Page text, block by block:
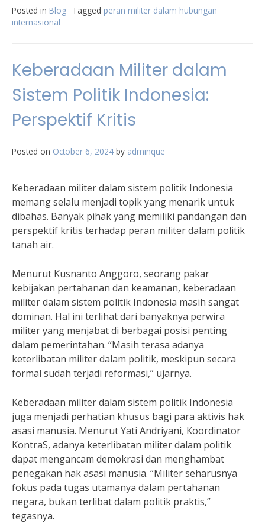
Posted in Blog Tagged peran militer dalam hubungan
internasional
Keberadaan Militer dalam
Sistem Politik Indonesia:
Perspektif Kritis
Posted on October 6, 2024 by adminque
Keberadaan militer dalam sistem politik Indonesia
memang selalu menjadi topik yang menarik untuk
dibahas. Banyak pihak yang memiliki pandangan dan
perspektif kritis terhadap peran militer dalam politik
tanah air.
Menurut Kusnanto Anggoro, seorang pakar
kebijakan pertahanan dan keamanan, keberadaan
militer dalam sistem politik Indonesia masih sangat
dominan. Hal ini terlihat dari banyaknya perwira
militer yang menjabat di berbagai posisi penting
dalam pemerintahan. “Masih terasa adanya
keterlibatan militer dalam politik, meskipun secara
formal sudah terjadi reformasi,” ujarnya.
Keberadaan militer dalam sistem politik Indonesia
juga menjadi perhatian khusus bagi para aktivis hak
asasi manusia. Menurut Yati Andriyani, Koordinator
KontraS, adanya keterlibatan militer dalam politik
dapat mengancam demokrasi dan menghambat
penegakan hak asasi manusia. “Militer seharusnya
fokus pada tugas utamanya dalam pertahanan
negara, bukan terlibat dalam politik praktis,”
tegasnya.